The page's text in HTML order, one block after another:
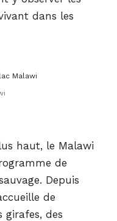
dans les
haut, le Malawi
de
Depuis
de
girafes, des